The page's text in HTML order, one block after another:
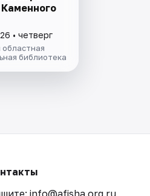
• четверг
областная
библиотека
info@afisha.org.ru